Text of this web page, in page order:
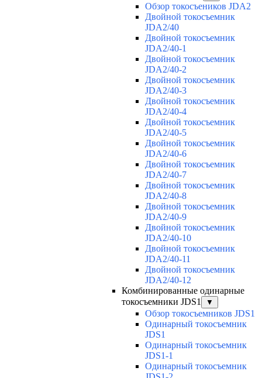
Обзор токосъеников JDA2
Двойной токосъемник
JDA2/40
Двойной токосъемник
JDA2/40-1
Двойной токосъемник
JDA2/40-2
Двойной токосъемник
JDA2/40-3
Двойной токосъемник
JDA2/40-4
Двойной токосъемник
JDA2/40-5
Двойной токосъемник
JDA2/40-6
Двойной токосъемник
JDA2/40-7
Двойной токосъемник
JDA2/40-8
Двойной токосъемник
JDA2/40-9
Двойной токосъемник
JDA2/40-10
Двойной токосъемник
JDA2/40-11
Двойной токосъемник
JDA2/40-12
Комбинированные одинарные
токосъемники JDS1
▼
Обзор токосъемников JDS1
Одинарный токосъемник
JDS1
Одинарный токосъемник
JDS1-1
Одинарный токосъемник